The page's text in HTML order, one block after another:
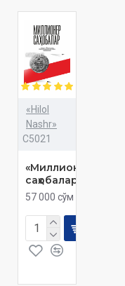
«Hilol
Nashr»
C5021
«Миллионер
саҳобалар»
57 000 сўм